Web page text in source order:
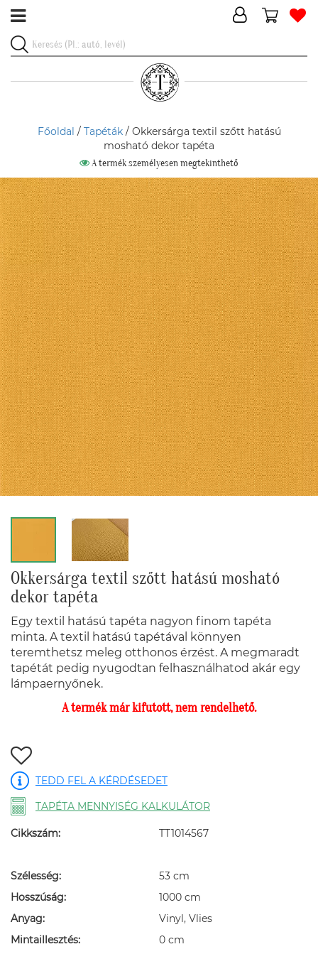
Főoldal / Tapéták/ Okkersárga textil szőtt hatású
mosható dekor tapéta
A termék személyesen megtekinthető
Okkersárga textil szőtt hatású mosható
dekor tapéta
Egy textil hatású tapéta nagyon finom tapéta
minta. A textil hatású tapétával könnyen
teremthetsz meleg otthonos érzést. A megmaradt
tapétát pedig nyugodtan felhasználhatod akár egy
lámpaernyőnek.
A termék már kifutott, nem rendelhető.
TEDD FEL A KÉRDÉSEDET
TAPÉTA MENNYISÉG KALKULÁTOR
Cikkszám: TT1014567
Szélesség:
53 cm
Hosszúság:
1000 cm
Anyag:
Vinyl, Vlies
Mintaillesztés:
0 cm